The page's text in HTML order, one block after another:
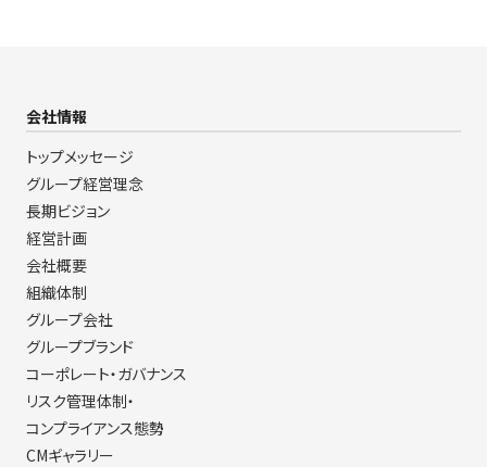
会社情報
トップメッセージ
グループ経営理念
長期ビジョン
経営計画
会社概要
組織体制
グループ会社
グループブランド
コーポレート・ガバナンス
リスク管理体制・
コンプライアンス態勢
CMギャラリー